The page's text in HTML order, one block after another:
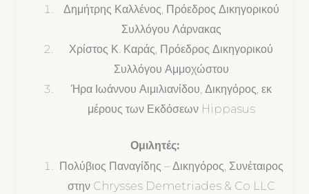
Δημήτρης Καλλένος, Πρόεδρος Δικηγορικού
Συλλόγου Λάρνακας
Χρίστος Κ. Καράς, Πρόεδρος Δικηγορικού
Συλλόγου Αμμοχώστου
Ήρα Ιωάννου Αιμιλιανίδου, Δικηγόρος, εκ
μέρους των Εκδόσεων Hippasus
Ομιλητές:
Πολύβιος Παναγίδης – Δικηγόρος, Συνέταιρος
στην Chrysses Demetriades & Co LLC